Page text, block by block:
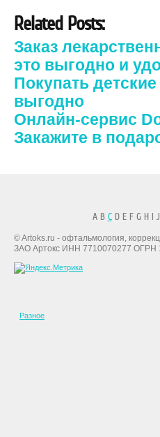
Related Posts:
Заказ
это выгодно и
Покупать
выгодно
Онлайн-сервис
Закажите в
A B CD E F G H I
© Artoks.ru - офтальмология,
ЗАО Артокс ИНН 7710070277 ОГРН
Разное